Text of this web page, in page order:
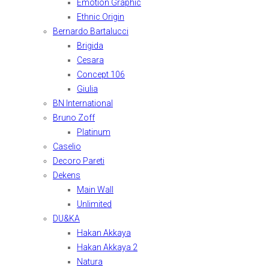
Emotion Graphic
Ethnic Origin
Bernardo Bartalucci
Brigida
Cesara
Concept 106
Giulia
BN International
Bruno Zoff
Platinum
Caselio
Decoro Pareti
Dekens
Main Wall
Unlimited
DU&KA
Hakan Akkaya
Hakan Akkaya 2
Natura